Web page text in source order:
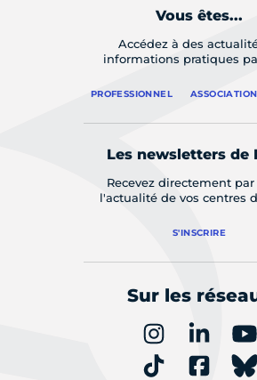
Vous êtes...
Accédez à des
informations pratiques
PROFESSIONNEL ASSOCIATION
Les newsletters de
Recevez directement
l'actualité de vos centres
S'INSCRIRE
Sur les